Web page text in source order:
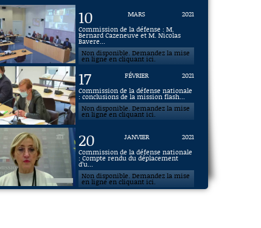
10 MARS
2021
Commission de la défense : M.
Bernard Cazeneuve et M. Nicolas
Bavere...
Non disponible. Demandez la mise
en ligne en cliquant ici.
17 FÉVRIER
2021
Commission de la défense nationale
: conclusions de la mission flash...
Non disponible. Demandez la mise
en ligne en cliquant ici.
20 JANVIER
2021
Commission de la défense nationale
: Compte rendu du déplacement
d’u...
Non disponible. Demandez la mise
en ligne en cliquant ici.